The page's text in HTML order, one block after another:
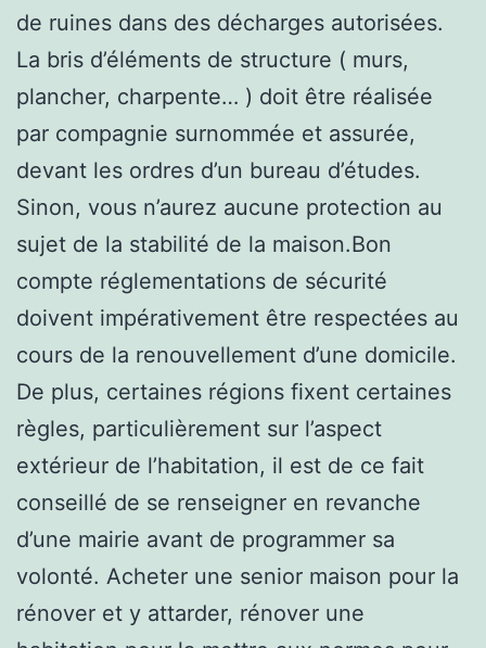
de ruines dans des décharges autorisées.
La bris d’éléments de structure ( murs,
plancher, charpente… ) doit être réalisée
par compagnie surnommée et assurée,
devant les ordres d’un bureau d’études.
Sinon, vous n’aurez aucune protection au
sujet de la stabilité de la maison.Bon
compte réglementations de sécurité
doivent impérativement être respectées au
cours de la renouvellement d’une domicile.
De plus, certaines régions fixent certaines
règles, particulièrement sur l’aspect
extérieur de l’habitation, il est de ce fait
conseillé de se renseigner en revanche
d’une mairie avant de programmer sa
volonté. Acheter une senior maison pour la
rénover et y attarder, rénover une